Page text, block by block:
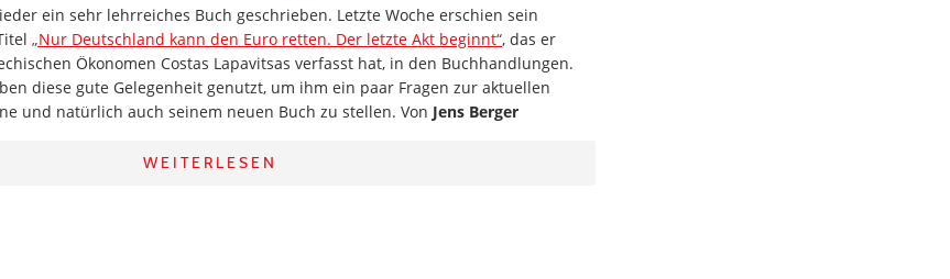
ein sehr lehrreiches Buch geschrieben. Letzte Woche erschien sein
„Nur Deutschland kann den Euro retten. Der letzte Akt beginnt“, das er
Ökonomen Costas Lapavitsas verfasst hat, in den Buchhandlungen.
diese gute Gelegenheit genutzt, um ihm ein paar Fragen zur aktuellen
und natürlich auch seinem neuen Buch zu stellen. Von Jens Berger
WEITERLESEN